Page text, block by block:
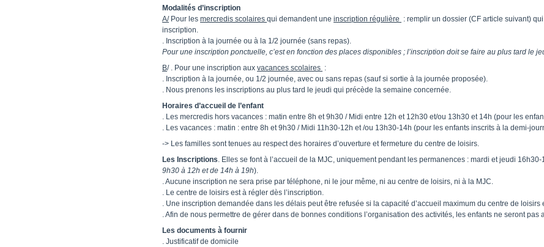
Modalités d’inscription
A/Pour les mercredis scolaires qui demandent une inscription régulière : remplir un dossier (CF article suivant)
inscription.
. Inscription à la journée ou à la 1/2 journée (sans repas).
Pour une inscription ponctuelle, c’est en fonction des places disponibles ; l’inscription doit se faire au plus tard le
B/ . Pour une inscription aux vacances scolaires :
. Inscription à la journée, ou 1/2 journée, avec ou sans repas (sauf si sortie à la journée proposée).
. Nous prenons les inscriptions au plus tard le jeudi qui précède la semaine concernée.
Horaires d’accueil de l’enfant
. Les mercredis hors vacances : matin entre 8h et 9h30 / Midi entre 12h et 12h30 et/ou 13h30 et 14h (pour les
. Les vacances : matin : entre 8h et 9h30 / Midi 11h30-12h et /ou 13h30-14h (pour les enfants inscrits à la demi-
-> Les familles sont tenues au respect des horaires d’ouverture et fermeture du centre de loisirs.
Les Inscriptions. Elles se font à l’accueil de la MJC, uniquement pendant les permanences : mardi et jeudi
9h30 à 12h et de 14h à 19h).
.Aucune inscription ne sera prise par téléphone, ni le jour même, ni au centre de loisirs, ni à la MJC.
. Le centre de loisirs est à régler dès l’inscription.
. Une inscription demandée dans les délais peut être refusée si la capacité d’accueil maximum du centre de loisirs
. Afin de nous permettre de gérer dans de bonnes conditions l’organisation des activités, les enfants ne seront pas
Les documents à fournir
. Justificatif de domicile